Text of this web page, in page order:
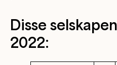
Disse
2022: